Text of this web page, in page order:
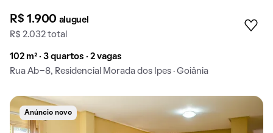
R$ 1.900 aluguel
R$ 2.032 total
102 m² · 3 quartos · 2 vagas
Rua Ab-8, Residencial Morada dos Ipes · Goiânia
Anúncio novo